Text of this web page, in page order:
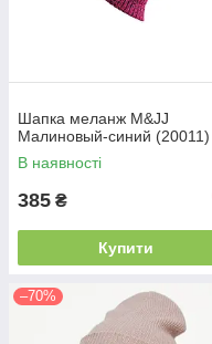
Шапка меланж M&JJ
Малиновый-синий (20011)
В наявності
385 ₴
Купити
–70%